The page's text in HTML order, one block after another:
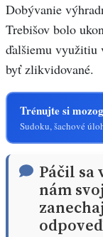
Dobývanie
Trebišov bolo
ďalšiemu využitiu
byť zlikvidované.
Trénujte si
Sudoku, šachové
Páčil sa
nám